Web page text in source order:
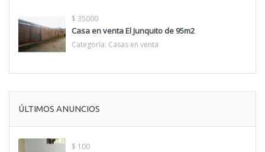
$ 35000
Casa en venta El Junquito de 95m2
Categoría: Casas en venta
ÚLTIMOS ANUNCIOS
$ 100